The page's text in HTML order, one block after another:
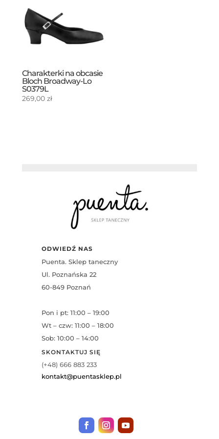
Charakterki na obcasie
Bloch Broadway-Lo
S0379L
269,00 zł
ODWIEDŹ NAS
Puenta. Sklep taneczny
Ul. Poznańska 22
60-849 Poznań
Pon i pt: 11:00 – 19:00
Wt – czw: 11:00 – 18:00
Sob: 10:00 – 14:00
SKONTAKTUJ SIĘ
(+48) 666 883 233
kontakt@puentasklep.pl